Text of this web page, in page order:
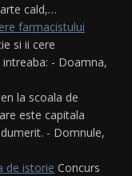
cald,…
farmacistului
si ii cere
- Doamna,
la scoala de
este capitala
- Domnule,
de istorie Concurs